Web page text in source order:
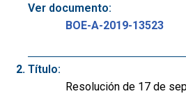
Ver documento:
BOE-A-2019-13523
Título:
Resolución de 17 de